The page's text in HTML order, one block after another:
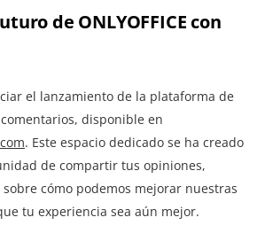
de ONLYOFFICE con
el lanzamiento de la plataforma de
disponible en
. Este espacio dedicado se ha creado
de compartir tus opiniones,
cómo podemos mejorar nuestras
tu experiencia sea aún mejor.